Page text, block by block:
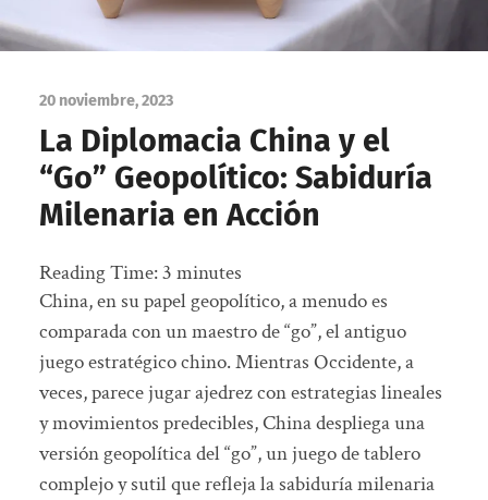
20 noviembre, 2023
La Diplomacia China y el
“Go” Geopolítico: Sabiduría
Milenaria en Acción
Reading Time:3 minutes
China, en su papel geopolítico, a menudo es
comparada con un maestro de “go”, el antiguo
juego estratégico chino. Mientras Occidente, a
veces, parece jugar ajedrez con estrategias lineales
y movimientos predecibles, China despliega una
versión geopolítica del “go”, un juego de tablero
complejo y sutil que refleja la sabiduría milenaria